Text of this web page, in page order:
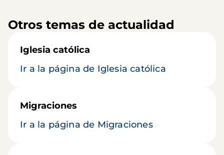
Otros temas de actualidad
Iglesia católica
Ir a la página de Iglesia católica
Migraciones
Ir a la página de Migraciones